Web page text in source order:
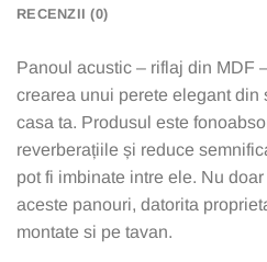
RECENZII (0)
Panoul acustic – riflaj din MDF
crearea unui perete elegant
casa ta. Produsul este
reverberațiile și reduce
pot fi imbinate intre ele. Nu
aceste panouri, datorita
montate si pe tavan.